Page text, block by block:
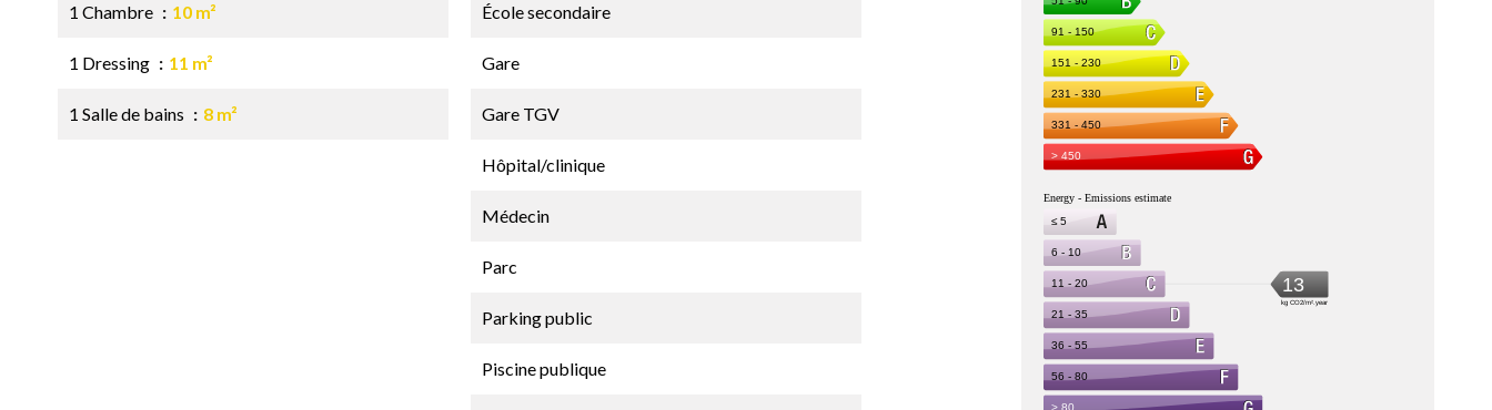
1 Chambre 10 m²
1 Dressing 11 m²
1 Salle de bains 8 m²
École secondaire
Gare
Gare TGV
Hôpital/clinique
Médecin
Parc
Parking public
Piscine publique